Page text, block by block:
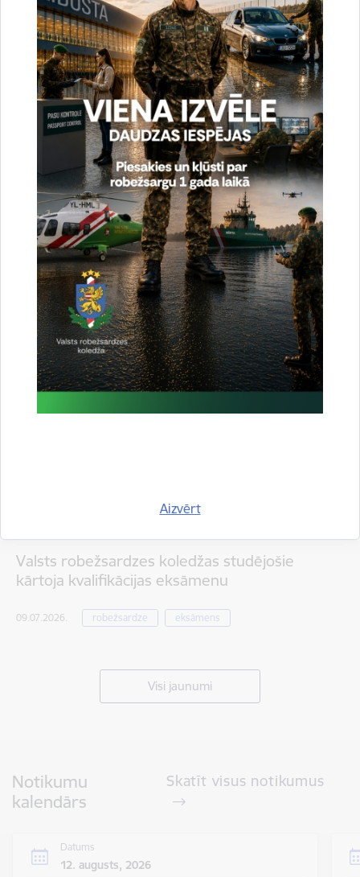
Aizvērt
Aizvadīts Valsts robežsardzes koledžas īsā cikla
profesionālās augstākās izglītības studiju
programmas „Robežapsardze” pilna laika 22.
izlaidums
13.07.2026. izlaidums robežsargs
Valsts robežsardzes koledžas studējošie
kārtoja kvalifikācijas eksāmenu
09.07.2026. robežsardze eksāmens
Visi jaunumi
Notikumu
kalendārs
Skatīt visus notikumus
Datums
12. augusts, 2026